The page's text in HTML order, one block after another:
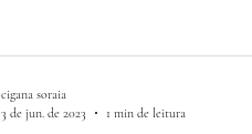
cigana soraia
3 de jun. de 2023
1 min de leitura